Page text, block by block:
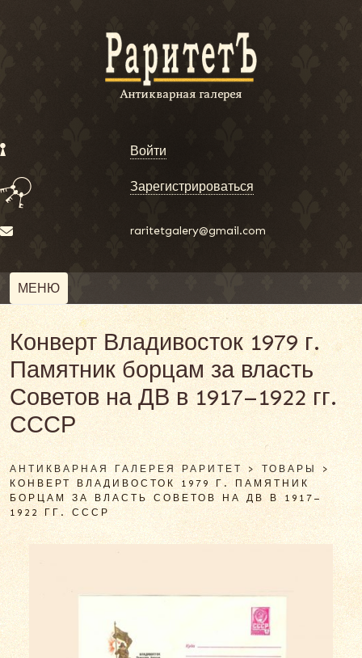
Войти
Зарегистрироваться
raritetgalery@gmail.com
МЕНЮ
Конверт Владивосток 1979 г.
Памятник борцам за власть
Советов на ДВ в 1917–1922 гг.
СССР
АНТИКВАРНАЯ ГАЛЕРЕЯ РАРИТЕТ >ТОВАРЫ>
КОНВЕРТ ВЛАДИВОСТОК 1979 Г. ПАМЯТНИК
БОРЦАМ ЗА ВЛАСТЬ СОВЕТОВ НА ДВ В 1917–
1922 ГГ. СССР